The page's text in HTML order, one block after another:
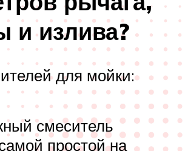
и излива?
для мойки:
смеситель
простой на